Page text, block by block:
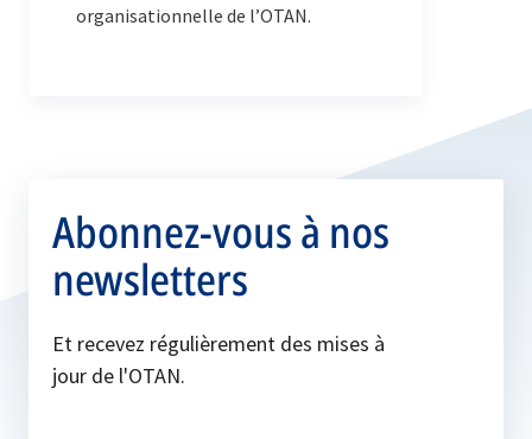
organisationnelle de l’OTAN.
Abonnez-vous à nos
newsletters
Et recevez régulièrement des mises à
jour de l'OTAN.